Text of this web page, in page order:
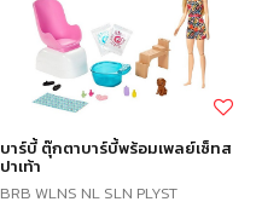
บาร์บี้ ตุ๊กตาบาร์บี้พร้อมเพลย์เซ็ทส
ปาเท้า
BRB WLNS NL SLN PLYST